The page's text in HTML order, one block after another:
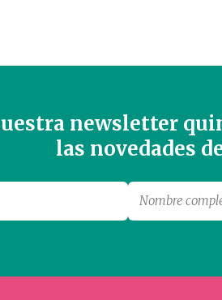
newsletter
las novedades